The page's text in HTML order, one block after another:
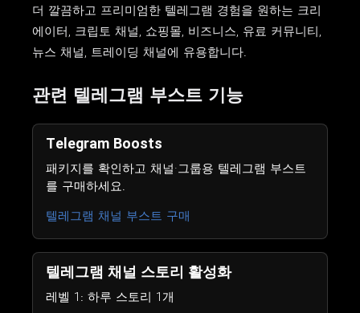
더 깔끔하고 프리미엄한 텔레그램 경험을 원하는 크리
에이터, 크립토 채널, 쇼핑몰, 비즈니스, 유료 커뮤니티,
뉴스 채널, 트레이딩 채널에 유용합니다.
관련 텔레그램 부스트 기능
Telegram Boosts
패키지를 확인하고 채널·그룹용 텔레그램 부스트
를 구매하세요.
텔레그램 채널 부스트 구매
텔레그램 채널 스토리 활성화
레벨 1: 하루 스토리 1개